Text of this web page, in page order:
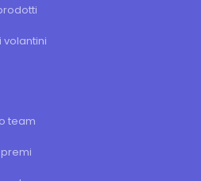
volantini
team